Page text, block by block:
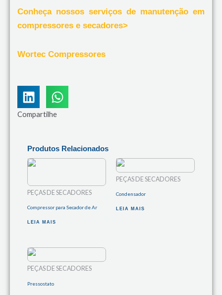
Conheça nossos serviços de manutenção em
compressores e secadores>
Wortec Compressores
Compartilhe
Produtos Relacionados
PEÇAS DE SECADORES
Compressor para Secador de Ar
LEIA MAIS
PEÇAS DE SECADORES
Condensador
LEIA MAIS
PEÇAS DE SECADORES
Pressostato